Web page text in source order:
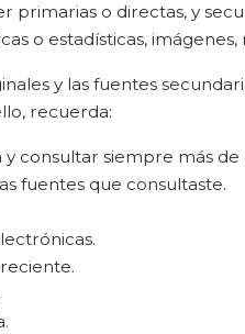
primarias o directas, y
o estadísticas,
y las fuentes
recuerda:
consultar siempre más de
fuentes que consultaste.